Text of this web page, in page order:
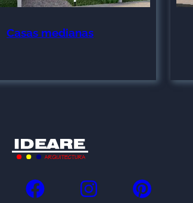
Casas medianas